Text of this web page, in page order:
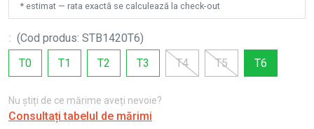
* estimat — rata exactă se calculează la check-out
: (Cod produs: STB1420T6)
T0
T1 T2 T3 T4 T5 T6
Nu știți de ce mărime aveți nevoie?
Consultați tabelul de mărimi